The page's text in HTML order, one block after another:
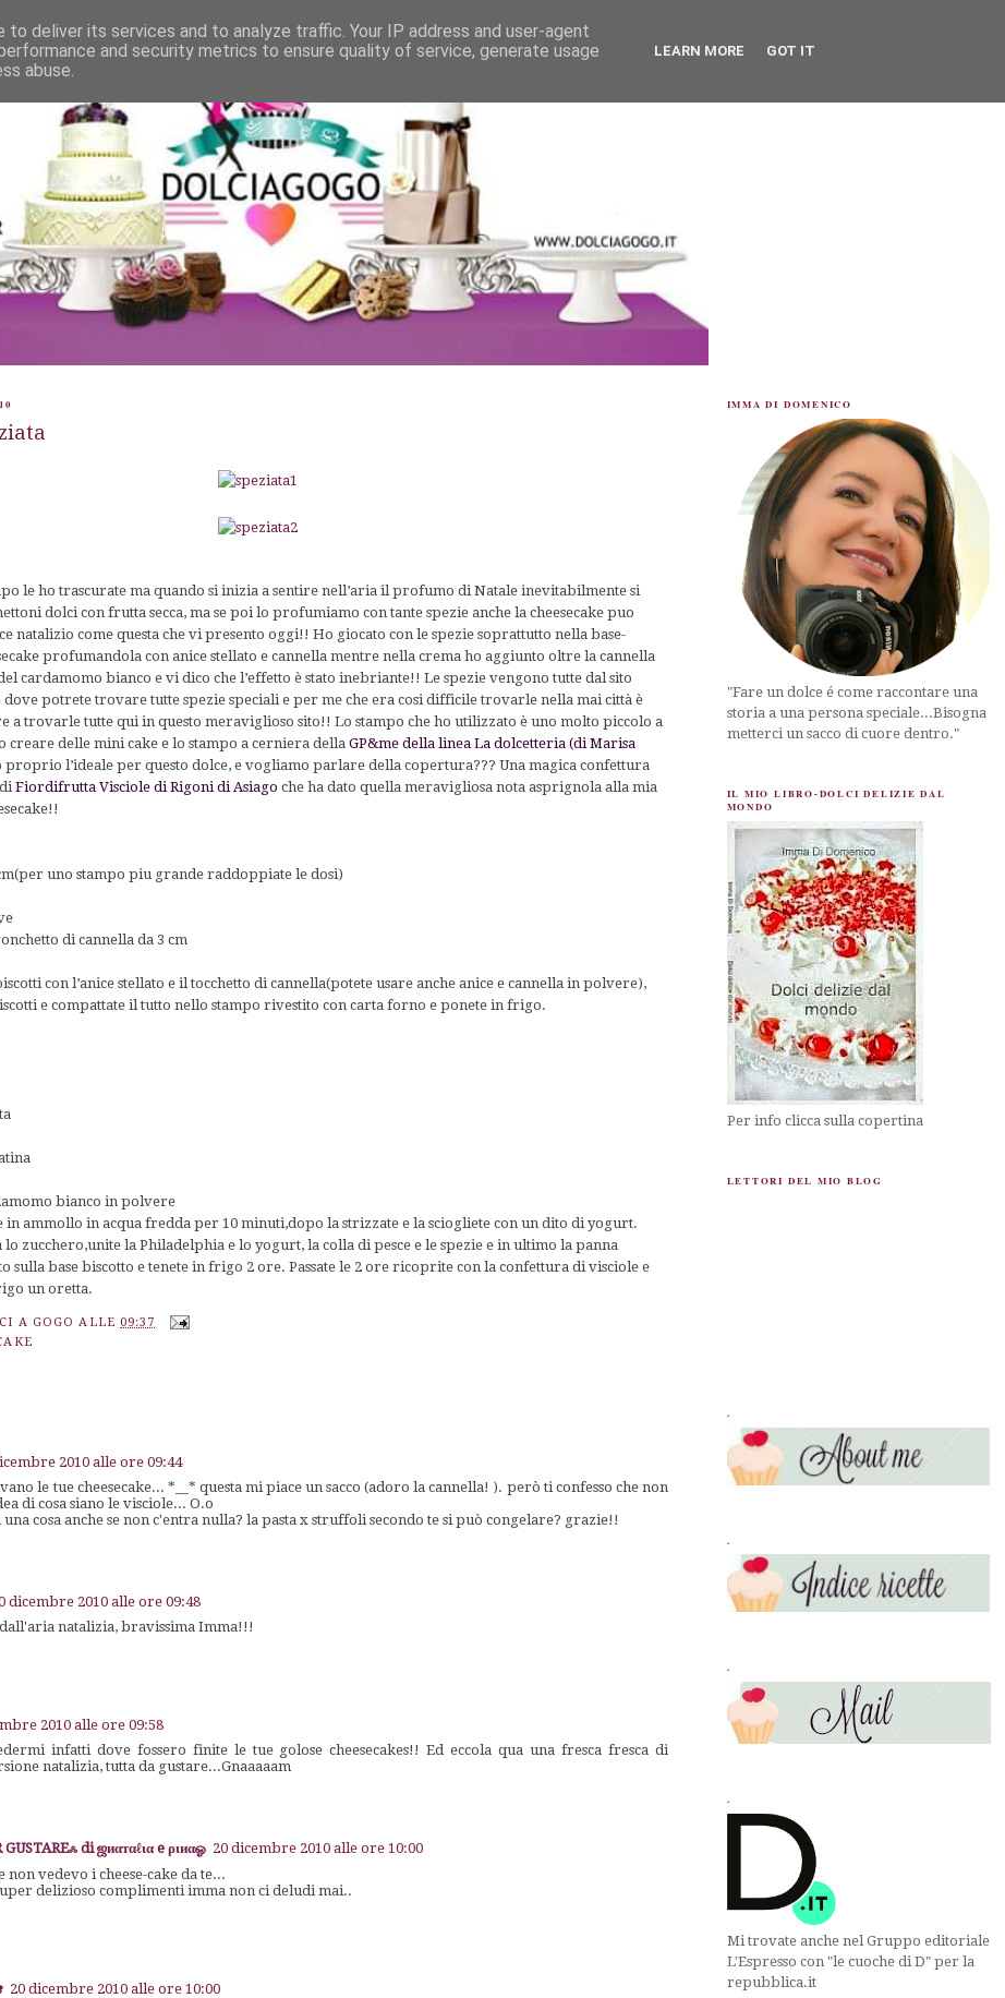
le ho trascurate ma quando si inizia a sentire nell’aria il profumo di Natale inevitabilmente si
dolci con frutta secca, ma se poi lo profumiamo con tante spezie anche la cheesecake puo
natalizio come questa che vi presento oggi!! Ho giocato con le spezie soprattutto nella base-
profumandola con anice stellato e cannella mentre nella crema ho aggiunto oltre la cannella
cardamomo bianco e vi dico che l’effetto è stato inebriante!! Le spezie vengono tutte dal sito
dove potrete trovare tutte spezie speciali e per me che era cosi difficile trovarle nella mai città è
a trovarle tutte qui in questo meraviglioso sito!! Lo stampo che ho utilizzato è uno molto piccolo a
creare delle mini cake e lo stampo a cerniera dellaGP&me della linea La dolcetteria (di Marisa
proprio l’ideale per questo dolce, e vogliamo parlare della copertura??? Una magica confettura
diFiordifrutta Visciole di Rigoni di Asiago che ha dato quella meravigliosa nota asprignola alla mia
uno stampo piu grande raddoppiate le dosi)
di cannella da 3 cm
con l’anice stellato e il tocchetto di cannella(potete usare anche anice e cannella in polvere),
e compattate il tutto nello stampo rivestito con carta forno e ponete in frigo.
bianco in polvere
in ammollo in acqua fredda per 10 minuti,dopo la strizzate e la sciogliete con un dito di yogurt.
lo zucchero,unite la Philadelphia e lo yogurt, la colla di pesce e le spezie e in ultimo la panna
sulla base biscotto e tenete in frigo 2 ore. Passate le 2 ore ricoprite con la confettura di visciole e
un oretta.
A GOGO ALLE 09:37
2010 alle ore 09:44
le tue cheesecake... *__* questa mi piace un sacco (adoro la cannella! ). però ti confesso che non
di cosa siano le visciole... O.o
cosa anche se non c'entra nulla? la pasta x struffoli secondo te si può congelare? grazie!!
dicembre 2010 alle ore 09:48
dall'aria natalizia, bravissima Imma!!!
2010 alle ore 09:58
infatti dove fossero finite le tue golose cheesecakes!! Ed eccola qua una fresca fresca di
natalizia, tutta da gustare...Gnaaaaam
GUSTAREஃ di ஜиαтαℓια e ριиαஓ 20 dicembre 2010 alle ore 10:00
non vedevo i cheese-cake da te...
delizioso complimenti imma non ci deludi mai..
20 dicembre 2010 alle ore 10:00
IMMA DI DOMENICO
"Fare un dolce é come raccontare una
storia a una persona speciale...Bisogna
metterci un sacco di cuore dentro."
IL MIO LIBRO-DOLCI DELIZIE DAL
MONDO
Per info clicca sulla copertina
LETTORI DEL MIO BLOG
.
.
.
.
Mi trovate anche nel Gruppo editoriale
L'Espresso con "le cuoche di D" per la
repubblica.it
deliver its services and to analyze traffic. Your IP address and user-agent
and security metrics to ensure quality of service, generate usage
abuse.
LEARN MORE GOT IT